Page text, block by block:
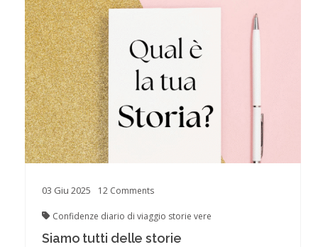
03 Giu 2025 12 Comments
Confidenze diario di viaggio storie vere
Siamo tutti delle storie